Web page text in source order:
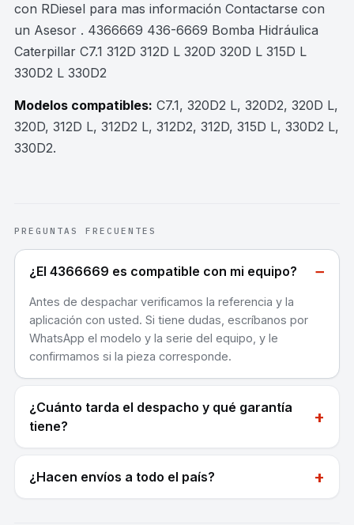
con RDiesel para mas información Contactarse con
un Asesor . 4366669 436-6669 Bomba Hidráulica
Caterpillar C7.1 312D 312D L 320D 320D L 315D L
330D2 L 330D2
Modelos compatibles: C7.1, 320D2 L, 320D2, 320D L,
320D, 312D L, 312D2 L, 312D2, 312D, 315D L, 330D2 L,
330D2.
PREGUNTAS FRECUENTES
¿El 4366669 es compatible con mi equipo? −
Antes de despachar verificamos la referencia y la
aplicación con usted. Si tiene dudas, escríbanos por
WhatsApp el modelo y la serie del equipo, y le
confirmamos si la pieza corresponde.
¿Cuánto tarda el despacho y qué garantía
tiene?
+
¿Hacen envíos a todo el país? +